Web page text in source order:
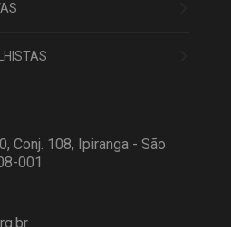
Conj. 108, Ipiranga - São
001